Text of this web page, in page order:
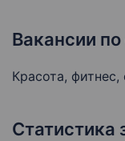
Вакансии
Красота, фитнес,
Статистика